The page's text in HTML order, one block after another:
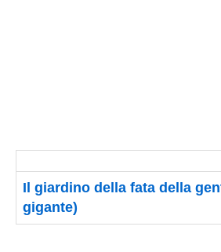
Il giardino della fata della
gigante)